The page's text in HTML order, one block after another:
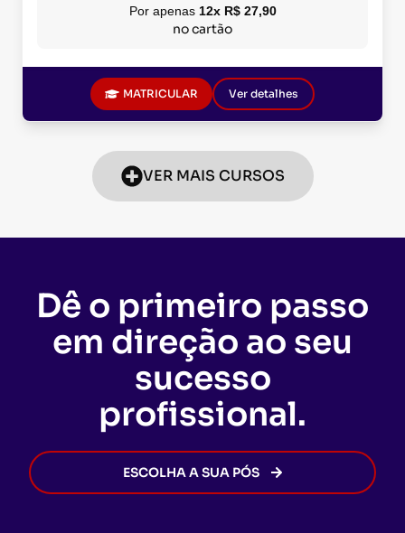
Por apenas 12x R$ 27,90
no cartão
MATRICULAR Ver detalhes
VER MAIS CURSOS
Dê o primeiro passo
em direção ao seu
sucesso
profissional.
ESCOLHA A SUA PÓS